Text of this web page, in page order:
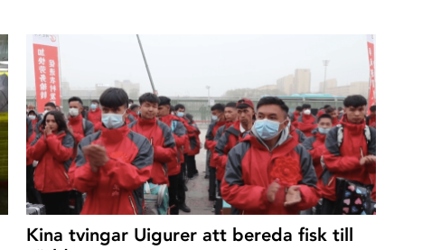
Kina tvingar Uigurer att bereda fisk till